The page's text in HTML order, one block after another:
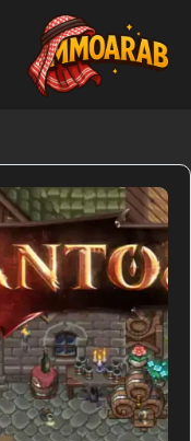
المحتوى